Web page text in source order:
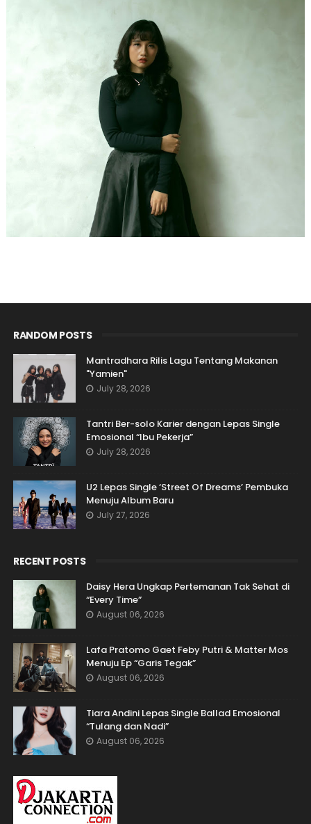
RANDOM POSTS
Mantradhara Rilis Lagu Tentang Makanan
"Yamien"
July 28, 2026
Tantri Ber-solo Karier dengan Lepas Single
Emosional “Ibu Pekerja”
July 28, 2026
U2 Lepas Single ‘Street Of Dreams’ Pembuka
Menuju Album Baru
July 27, 2026
RECENT POSTS
Daisy Hera Ungkap Pertemanan Tak Sehat di
“Every Time”
August 06, 2026
Lafa Pratomo Gaet Feby Putri & Matter Mos
Menuju Ep “Garis Tegak”
August 06, 2026
Tiara Andini Lepas Single Ballad Emosional
“Tulang dan Nadi”
August 06, 2026